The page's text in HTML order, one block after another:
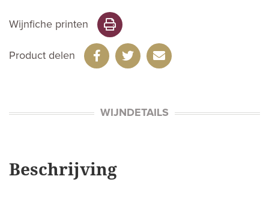
Wijnfiche printen
Product delen
WIJNDETAILS
Beschrijving